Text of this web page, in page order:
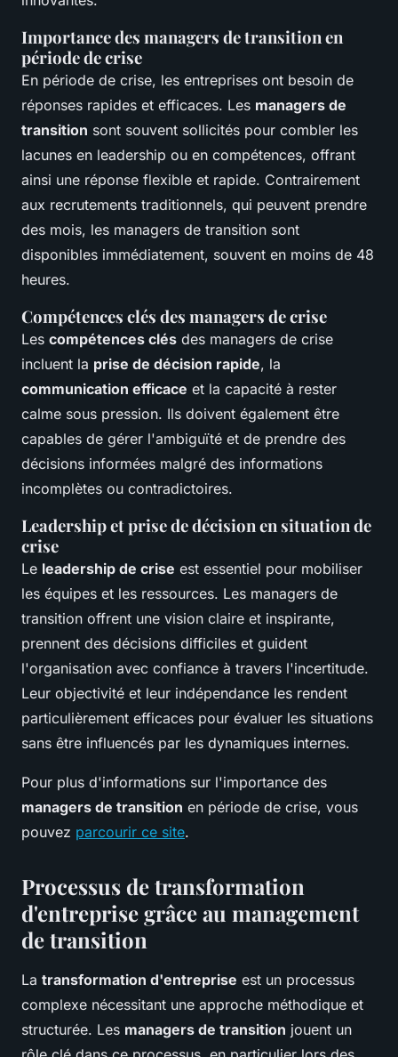
Importance des managers de transition en
période de crise
En période de crise, les entreprises ont besoin de
réponses rapides et efficaces. Les managers de
transition sont souvent sollicités pour combler les
lacunes en leadership ou en compétences, offrant
ainsi une réponse flexible et rapide. Contrairement
aux recrutements traditionnels, qui peuvent prendre
des mois, les managers de transition sont
disponibles immédiatement, souvent en moins de 48
heures.
Compétences clés des managers de crise
Les compétences clés des managers de crise
incluent la prise de décision rapide, la
communication efficace et la capacité à rester
calme sous pression. Ils doivent également être
capables de gérer l'ambiguïté et de prendre des
décisions informées malgré des informations
incomplètes ou contradictoires.
Leadership et prise de décision en situation de
crise
Le leadership de crise est essentiel pour mobiliser
les équipes et les ressources. Les managers de
transition offrent une vision claire et inspirante,
prennent des décisions difficiles et guident
l'organisation avec confiance à travers l'incertitude.
Leur objectivité et leur indépendance les rendent
particulièrement efficaces pour évaluer les situations
sans être influencés par les dynamiques internes.
Pour plus d'informations sur l'importance des
managers de transition en période de crise, vous
pouvez parcourir ce site.
Processus de transformation
d'entreprise grâce au management
de transition
La transformation d'entreprise est un processus
complexe nécessitant une approche méthodique et
structurée. Les managers de transition jouent un